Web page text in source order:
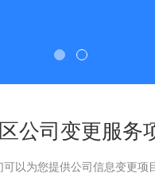
公司变更服务
可以为您提供公司信息变更项